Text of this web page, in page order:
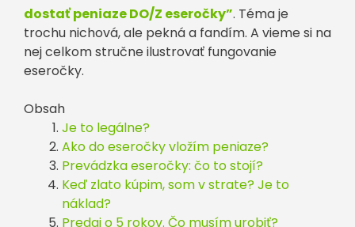
dostať peniaze DO/Z eseročky”. Téma je
trochu nichová, ale pekná a fandím. A vieme si na
nej celkom stručne ilustrovať fungovanie
eseročky.
Obsah
Je to legálne?
Ako do eseročky vložím peniaze?
Prevádzka eseročky: čo to stojí?
Keď zlato kúpim, som v strate? Je to
náklad?
Predaj o 5 rokov. Čo musím urobiť?